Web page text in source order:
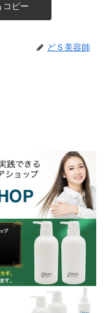
コピー
どＳ美容師